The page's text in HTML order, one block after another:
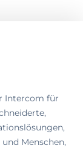
Intercom für
Menschen,